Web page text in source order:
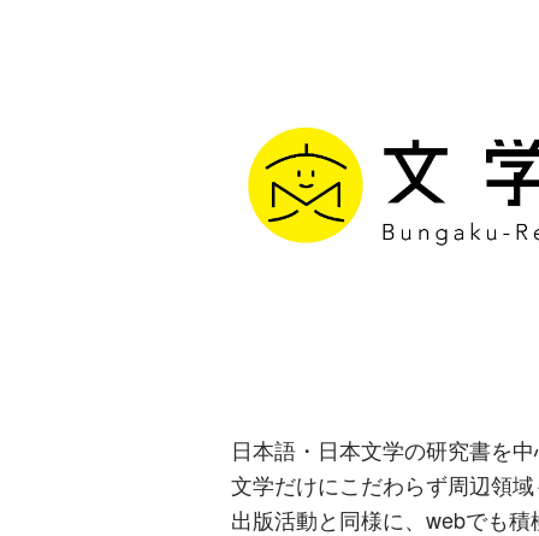
日本語・日本文学の研究書を
文学だけにこだわらず周辺領
出版活動と同様に、webでも